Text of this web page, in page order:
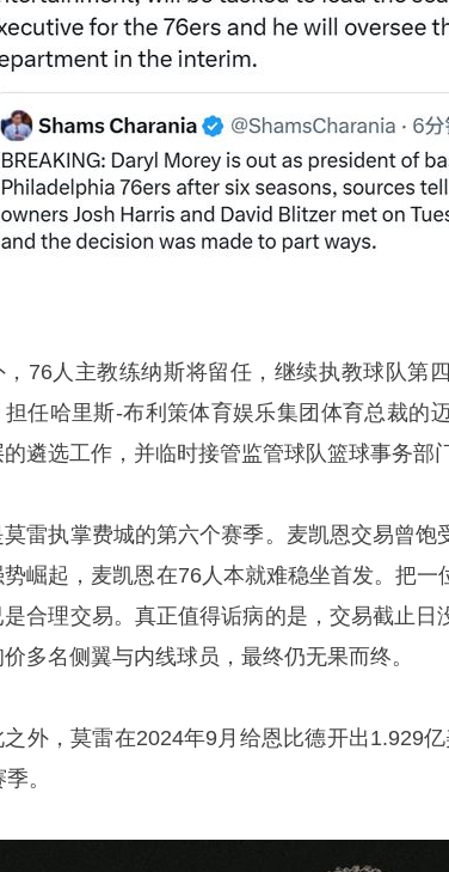
，76人主教练纳斯将留任，继续执教球队第
担任哈里斯-布利策体育娱乐集团体育总裁的
的遴选工作，并临时接管监管球队篮球事务部门
莫雷执掌费城的第六个赛季。麦凯恩交易曾
势崛起，麦凯恩在76人本就难稳坐首发。把
是合理交易。真正值得诟病的是，交易截止
多名侧翼与内线球员，最终仍无果而终。
之外，莫雷在2024年9月给恩比德开出1.929
。